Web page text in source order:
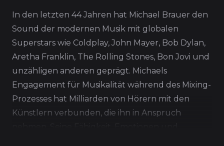
In den letzten 44 Jahren hat Michael Brauer den
Sound der modernen Musik mit globalen
Superstars wie Coldplay, John Mayer, Bob Dylan,
Aretha Franklin, The Rolling Stones, Bon Jovi und
unzähligen anderen geprägt. Michaels
Engagement für Musikalität während des Mixing-
Prozesses hat Milliarden von Hörern mit den
Künstlern verbunden, die ihn in Anspruch